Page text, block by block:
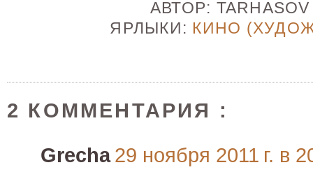
АВТОР:
ЯРЛЫКИ: КИНО
2 КОММЕНТАРИЯ :
Grecha 29 ноября 2011 г. в